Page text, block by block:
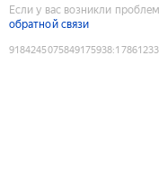
Если у вас возникли
обратной связи
9184245075849175938: